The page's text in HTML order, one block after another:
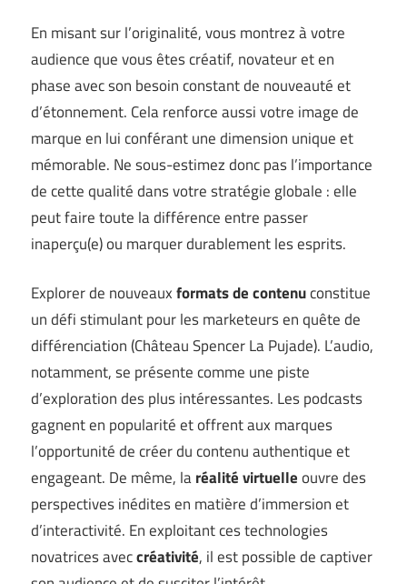
En misant sur l’originalité, vous montrez à votre
audience que vous êtes créatif, novateur et en
phase avec son besoin constant de nouveauté et
d’étonnement. Cela renforce aussi votre image de
marque en lui conférant une dimension unique et
mémorable. Ne sous-estimez donc pas l’importance
de cette qualité dans votre stratégie globale : elle
peut faire toute la différence entre passer
inaperçu(e) ou marquer durablement les esprits.
Explorer de nouveauxformats de contenuconstitue
un défi stimulant pour les marketeurs en quête de
différenciation (Château Spencer La Pujade). L’audio,
notamment, se présente comme une piste
d’exploration des plus intéressantes. Les podcasts
gagnent en popularité et offrent aux marques
l’opportunité de créer du contenu authentique et
engageant. De même, laréalité virtuelleouvre des
perspectives inédites en matière d’immersion et
d’interactivité. En exploitant ces technologies
novatrices aveccréativité, il est possible de captiver